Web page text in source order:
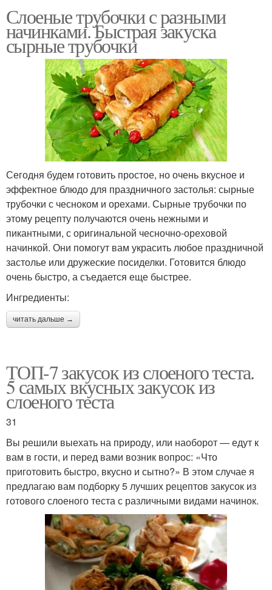
Слоеные трубочки с разными
начинками. Быстрая закуска
сырные трубочки
Сегодня будем готовить простое, но очень вкусное и
эффектное блюдо для праздничного застолья: сырные
трубочки с чесноком и орехами. Сырные трубочки по
этому рецепту получаются очень нежными и
пикантными, с оригинальной чесночно-ореховой
начинкой. Они помогут вам украсить любое праздничной
застолье или дружеские посиделки. Готовится блюдо
очень быстро, а съедается еще быстрее.
Ингредиенты:
читать дальше →
ТОП-7 закусок из слоеного теста.
5 самых вкусных закусок из
слоеного теста
31
Вы решили выехать на природу, или наоборот — едут к
вам в гости, и перед вами возник вопрос: «Что
приготовить быстро, вкусно и сытно?» В этом случае я
предлагаю вам подборку 5 лучших рецептов закусок из
готового слоеного теста с различными видами начинок.